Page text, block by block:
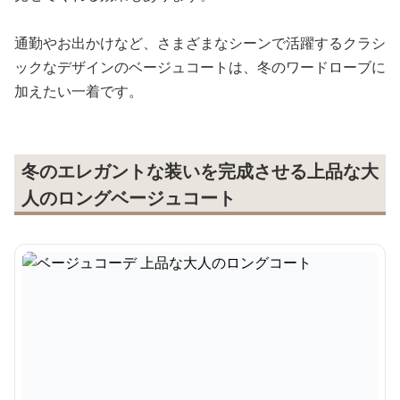
通勤やお出かけなど、さまざまなシーンで活躍するクラシ
ックなデザインのベージュコートは、冬のワードローブに
加えたい一着です。
冬のエレガントな装いを完成させる上品な大
人のロングベージュコート